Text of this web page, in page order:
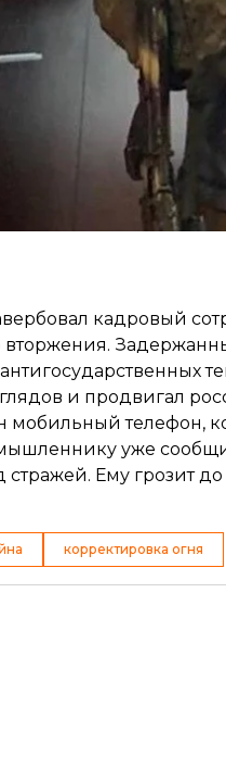
кадровый
и продвигал
телефон,
уже
Ему грозит
корректировка огня